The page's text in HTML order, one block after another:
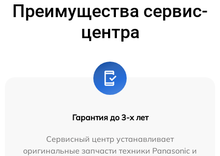
Преимущества сервис-
центра
Гарантия до 3-х лет
Сервисный центр устанавливает
оригинальные запчасти техники Panasonic и